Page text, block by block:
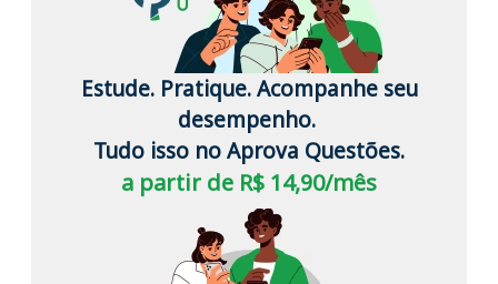
Estude. Pratique. Acompanhe seu
desempenho.
Tudo isso no Aprova Questões.
a partir de R$ 14,90/mês